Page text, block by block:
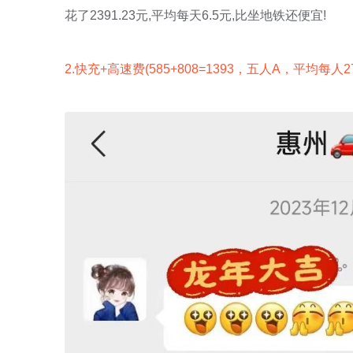
花了2391.23元,平均每天6.5元,比坐地铁还便宜!
2.快充+高速费(585+808=1393，五人A，平均每人